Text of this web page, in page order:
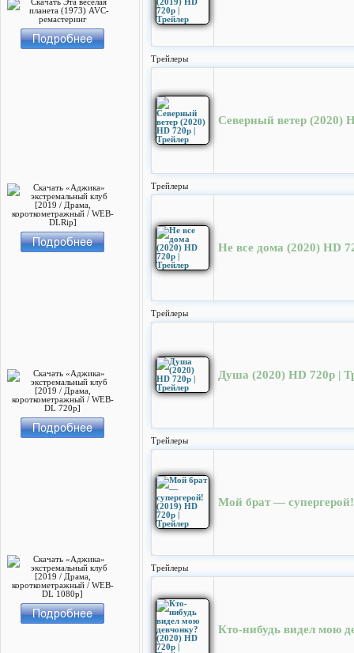
Трейлеры
Северный ветер (2020)
Трейлеры
Не все дома (2020) HD
Трейлеры
Душа (2020) HD 720p |
Трейлеры
Мой брат —
Трейлеры
Кто-нибудь видел мою